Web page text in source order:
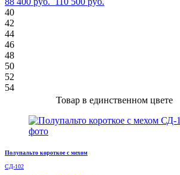
40
42
44
46
48
50
52
54
Товар в единственном цвете
Полупальто короткое с мехом
СД-102